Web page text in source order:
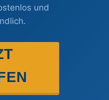
und